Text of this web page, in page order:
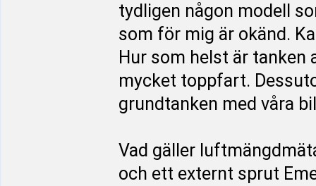
tydligen någon modell
som för mig är okänd.
Hur som helst är
mycket toppfart.
grundtanken med våra
Vad gäller
och ett externt sprut